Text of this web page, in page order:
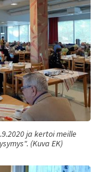
ja kertoi meille
(Kuva EK)